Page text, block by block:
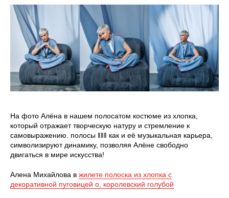
На фото Алёна в нашем полосатом костюме из хлопка,
который отражает творческую натуру и стремление к
самовыражению. полосы ‖‖‖ как и её музыкальная карьера,
символизируют динамику, позволяя Алёне свободно
двигаться в мире искусства!
Алена Михайлова в жилете полоска из хлопка с
декоративной пуговицей о, королевский голубой